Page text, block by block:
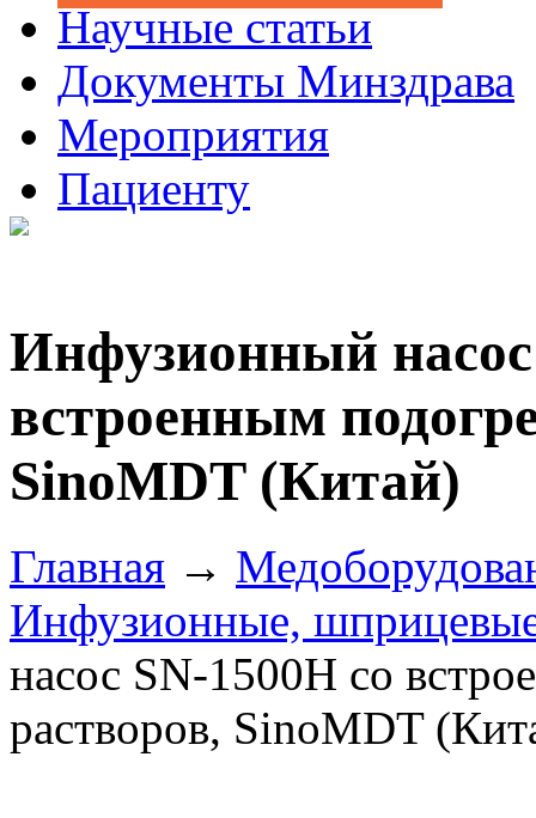
Научные статьи
Документы Минздрава
Мероприятия
Пациенту
Инфузионный насос
встроенным
SinoMDT (Китай)
Главная →
Инфузионные,
насос SN-1500H со
растворов, SinoMDT